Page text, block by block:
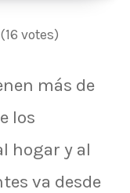
votes)
más de
los
hogar y al
va desde